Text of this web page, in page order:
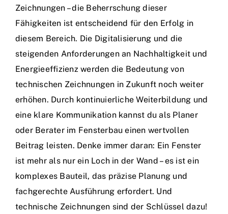
Zeichnungen – die Beherrschung dieser
Fähigkeiten ist entscheidend für den Erfolg in
diesem Bereich. Die Digitalisierung und die
steigenden Anforderungen an Nachhaltigkeit und
Energieeffizienz werden die Bedeutung von
technischen Zeichnungen in Zukunft noch weiter
erhöhen. Durch kontinuierliche Weiterbildung und
eine klare Kommunikation kannst du als Planer
oder Berater im Fensterbau einen wertvollen
Beitrag leisten. Denke immer daran: Ein Fenster
ist mehr als nur ein Loch in der Wand – es ist ein
komplexes Bauteil, das präzise Planung und
fachgerechte Ausführung erfordert. Und
technische Zeichnungen sind der Schlüssel dazu!